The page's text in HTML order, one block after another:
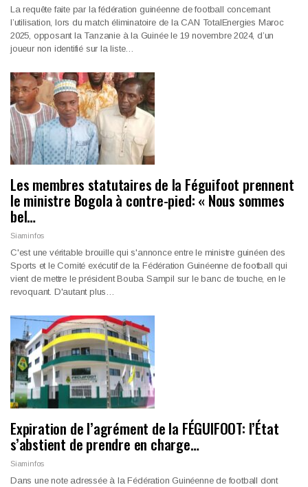
La requête faite par la fédération guinéenne de football concernant
l’utilisation, lors du match éliminatoire de la CAN TotalEnergies Maroc
2025, opposant la Tanzanie à la Guinée le 19 novembre 2024, d’un
joueur non identifié sur la liste…
Les membres statutaires de la Féguifoot prennent
le ministre Bogola à contre-pied: « Nous sommes
bel…
Siaminfos
C'est une véritable brouille qui s'annonce entre le ministre guinéen des
Sports et le Comité exécutif de la Fédération Guinéenne de football qui
vient de mettre le président Bouba Sampil sur le banc de touche, en le
revoquant. D'autant plus…
Expiration de l’agrément de la FÉGUIFOOT: l’État
s’abstient de prendre en charge…
Siaminfos
Dans une note adressée à la Fédération Guinéenne de football dont